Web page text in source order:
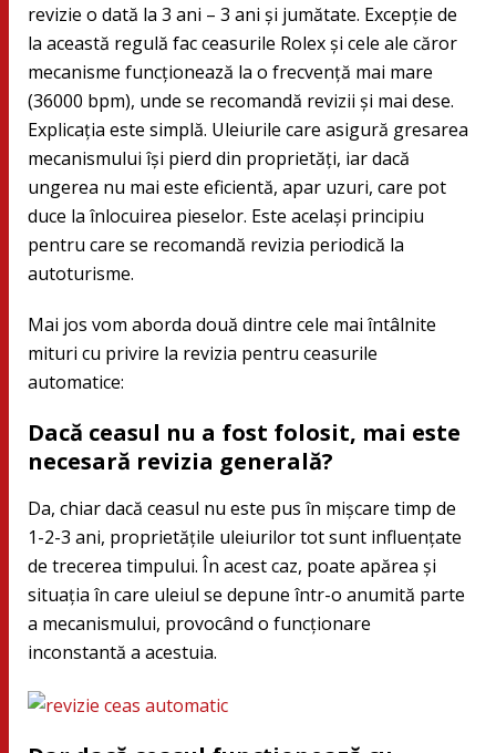
revizie o dată la 3 ani – 3 ani și jumătate. Excepție de
la această regulă fac ceasurile Rolex și cele ale căror
mecanisme funcționează la o frecvență mai mare
(36000 bpm), unde se recomandă revizii și mai dese.
Explicația este simplă. Uleiurile care asigură gresarea
mecanismului își pierd din proprietăți, iar dacă
ungerea nu mai este eficientă, apar uzuri, care pot
duce la înlocuirea pieselor. Este același principiu
pentru care se recomandă revizia periodică la
autoturisme.
Mai jos vom aborda două dintre cele mai întâlnite
mituri cu privire la revizia pentru ceasurile
automatice:
Dacă ceasul nu a fost folosit, mai este
necesară revizia generală?
Da, chiar dacă ceasul nu este pus în mișcare timp de
1-2-3 ani, proprietățile uleiurilor tot sunt influențate
de trecerea timpului. În acest caz, poate apărea și
situația în care uleiul se depune într-o anumită parte
a mecanismului, provocând o funcționare
inconstantă a acestuia.